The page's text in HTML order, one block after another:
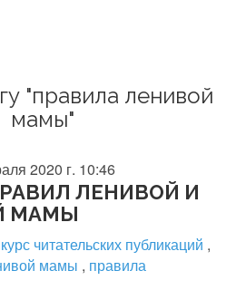
"правила ленивой
мамы"
2020 г. 10:46
ЛЕНИВОЙ И
МАМЫ
читательских публикаций ,
мамы , правила